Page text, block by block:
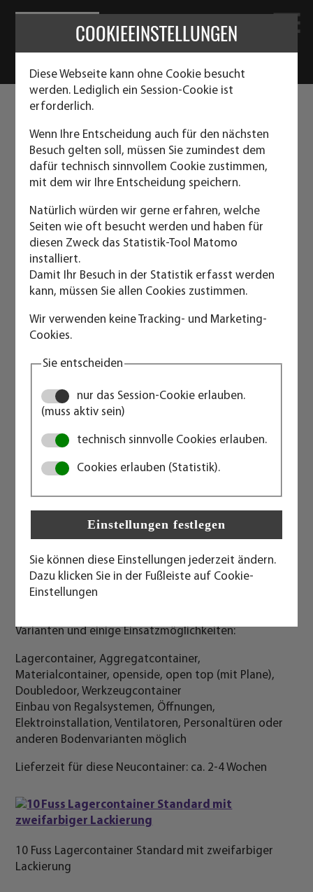
COOKIEEINSTELLUNGEN
Diese Webseite kann ohne Cookie besucht
werden. Lediglich ein Session-Cookie ist
erforderlich.
Wenn Ihre Entscheidung auch für den nächsten
Besuch gelten soll, müssen Sie zumindest dem
dafür technisch sinnvollem Cookie zustimmen,
mit dem wir Ihre Entscheidung speichern.
Natürlich würden wir gerne erfahren, welche
Seiten wie oft besucht werden und haben für
diesen Zweck das Statistik-Tool Matomo
installiert.
Damit Ihr Besuch in der Statistik erfasst werden
kann, müssen Sie allen Cookies zustimmen.
Wir verwenden keine Tracking- und Marketing-
Cookies.
Sie entscheiden
nur das Session-Cookie erlauben.
(muss aktiv sein)
technisch sinnvolle Cookies erlauben.
Cookies erlauben (Statistik).
Sie können diese Einstellungen jederzeit ändern.
Dazu klicken Sie in der Fußleiste auf Cookie-
Einstellungen
LAGERCONTAINER, MATERIALCONTAINER
UND STAHLTECHNIKCONTAINER
Diese neu hergestellten Container sind die etwas
Seecontainers
Sie sind in stabiler Ausführung und dadurch fast jedem
Lagerzweck gewachsen.
Technische Kurzbeschreibung:
Keine GL-Abnahme/CSC-Plakette: vollverschweißt,
Containerecken ähnlich ISO-Norm o. Stahlgussecken,
Dach und Seitenteile in Stahlblech 1,5 mm und
mehrfach gesickt, 18 mm Plywood-Fußboden mit
Türgummiabdichtung, Türsicherungsklappe bzw.
310x90, Achsmaß 940 mm) für Aufnahme der
außen lackiert (Pulverbeschichtung), Standardfarbe
lichtgrau.
Kathodische Tauchlackierung (KTL)
Varianten und einige Einsatzmöglichkeiten:
Lagercontainer, Aggregatcontainer,
Materialcontainer, openside, open top (mit Plane),
Doubledoor, Werkzeugcontainer
Einbau von Regalsystemen, Öffnungen,
Elektroinstallation, Ventilatoren, Personaltüren oder
anderen Bodenvarianten möglich
Lieferzeit für diese Neucontainer: ca. 2-4 Wochen
10 Fuss Lagercontainer Standard mit zweifarbiger
Lackierung